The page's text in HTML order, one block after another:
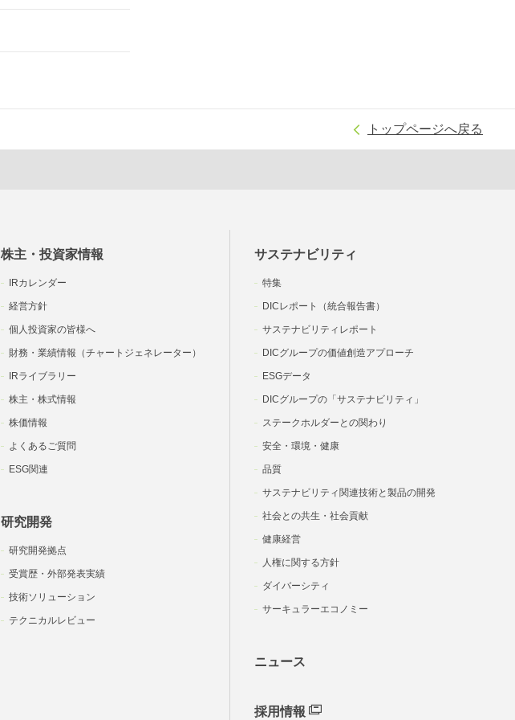
トップページへ戻る
株主・投資家情報
IRカレンダー
経営方針
個人投資家の皆様へ
財務・業績情報（チャートジェネレーター）
IRライブラリー
株主・株式情報
株価情報
よくあるご質問
ESG関連
研究開発
研究開発拠点
受賞歴・外部発表実績
技術ソリューション
テクニカルレビュー
サステナビリティ
特集
DICレポート（統合報告書）
サステナビリティレポート
DICグループの価値創造アプローチ
ESGデータ
DICグループの「サステナビリティ」
ステークホルダーとの関わり
安全・環境・健康
品質
サステナビリティ関連技術と製品の開発
社会との共生・社会貢献
健康経営
人権に関する方針
ダイバーシティ
サーキュラーエコノミー
ニュース
採用情報